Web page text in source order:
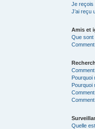
Je reçois
J’ai reçu
Amis et
Que sont
Pourquoi
Pourquoi
Quelle